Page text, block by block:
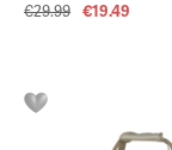
€29.99 €19.49